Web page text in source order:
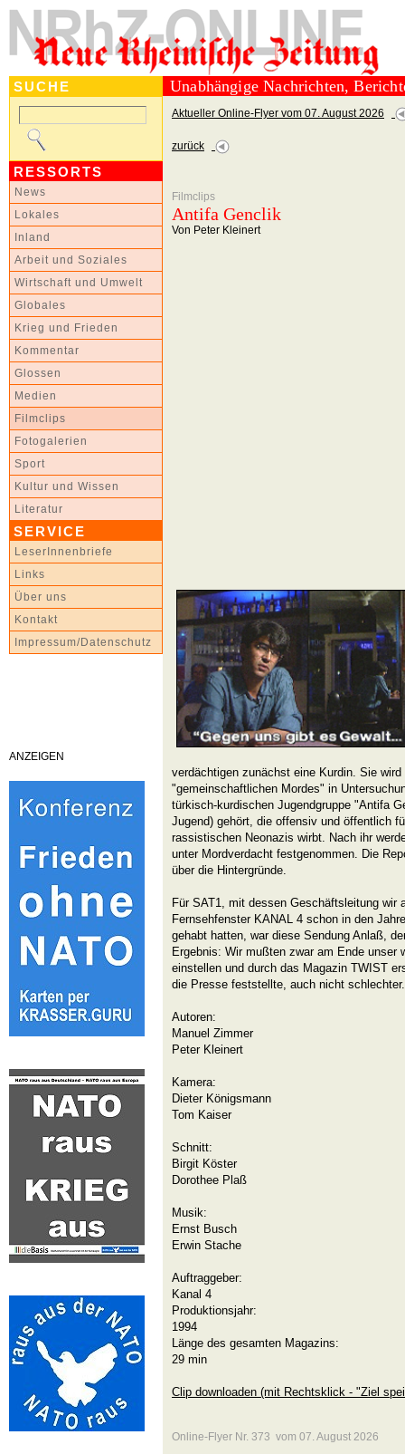
SUCHE
RESSORTS
News
Lokales
Inland
Arbeit und Soziales
Wirtschaft und Umwelt
Globales
Krieg und Frieden
Kommentar
Glossen
Medien
Filmclips
Fotogalerien
Sport
Kultur und Wissen
Literatur
SERVICE
LeserInnenbriefe
Links
Über uns
Kontakt
Impressum/Datenschutz
ANZEIGEN
Unabhängige Nachrichten,
Aktueller Online-Flyer vom 07. August 2026
zurück
Filmclips
Antifa Genclik
Von Peter Kleinert
verdächtigen zunächst eine Kurdin. Sie wird
"gemeinschaftlichen Mordes" in
türkisch-kurdischen Jugendgruppe "Antifa
Jugend) gehört, die offensiv und öffentlich
rassistischen Neonazis wirbt. Nach ihr
unter Mordverdacht festgenommen. Die
über die Hintergründe.
Für SAT1, mit dessen Geschäftsleitung wir
Fernsehfenster KANAL 4 schon in den
gehabt hatten, war diese Sendung Anlaß,
Ergebnis: Wir mußten zwar am Ende unser
einstellen und durch das Magazin TWIST
die Presse feststellte, auch nicht schlechter.
Autoren:
Manuel Zimmer
Peter Kleinert
Kamera:
Dieter Königsmann
Tom Kaiser
Schnitt:
Birgit Köster
Dorothee Plaß
Musik:
Ernst Busch
Erwin Stache
Auftraggeber:
Kanal 4
Produktionsjahr:
1994
Länge des gesamten Magazins:
29 min
Clip downloaden (mit Rechtsklick - "Ziel
Online-Flyer Nr. 373 vom 07. August 2026